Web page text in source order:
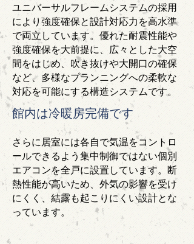
ユニバーサルフレームシステムの採用
により強度確保と設計対応力を高水準
で両立しています。優れた耐震性能や
強度確保を大前提に、広々とした大空
間をはじめ、吹き抜けや大開口の確保
など、多様なプランニングへの柔軟な
対応を可能にする構造システムです。
館内は冷暖房完備です
​さらに居室には各自で気温をコントロ
ールできるよう集中制御ではない個別
エアコンを全戸に設置しています。断
熱性能が高いため、外気の影響を受け
にくく、結露も起こりにくい設計とな
っています。